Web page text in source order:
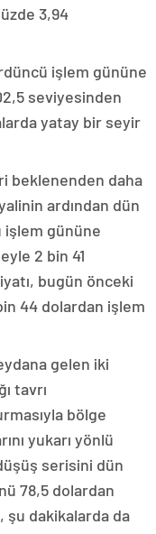
3,94
işlem gününe
seviyesinden
yatay bir seyir
beklenenden daha
ardından dün
gününe
2 bin 41
bugün önceki
44 dolardan işlem
gelen iki
tavrı
bölge
yukarı yönlü
serisini dün
78,5 dolardan
dakikalarda da